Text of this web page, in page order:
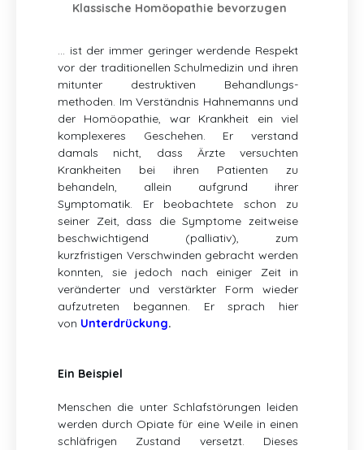
Klassische Homöopathie bevorzugen
… ist der immer geringer werdende Respekt
vor der traditionellen Schulmedizin und ihren
mitunter destruktiven Behandlungs-
methoden. Im Verständnis Hahnemanns und
der Homöopathie, war Krankheit ein viel
komplexeres Geschehen. Er verstand
damals nicht, dass Ärzte versuchten
Krankheiten bei ihren Patienten zu
behandeln, allein aufgrund ihrer
Symptomatik. Er beobachtete schon zu
seiner Zeit, dass die Symptome zeitweise
beschwichtigend (palliativ), zum
kurzfristigen Verschwinden gebracht werden
konnten, sie jedoch nach einiger Zeit in
veränderter und verstärkter Form wieder
aufzutreten begannen. Er sprach hier
von Unterdrückung.
Ein Beispiel
Menschen die unter Schlafstörungen leiden
werden durch Opiate für eine Weile in einen
schläfrigen Zustand versetzt. Dieses